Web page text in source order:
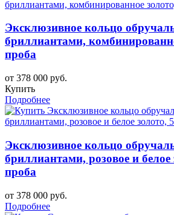
Эксклюзивное кольцо
бриллиантами,
проба
от 378 000 руб.
Купить
Подробнее
Эксклюзивное кольцо
бриллиантами, розовое и белое
проба
от 378 000 руб.
Подробнее